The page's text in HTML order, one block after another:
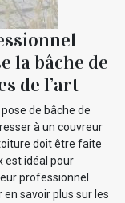
la bâche de
de l’art
de bâche de
à un couvreur
doit être faite
est idéal pour
professionnel
en savoir plus sur les